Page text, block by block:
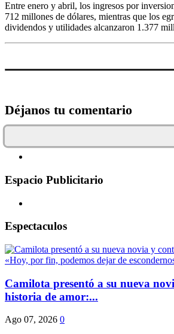
Entre enero y abril, los ingresos por
712 millones de dólares, mientras que los
dividendos y utilidades alcanzaron 1.377
Déjanos tu comentario
Espacio Publicitario
Espectaculos
Camilota presentó a su nueva
historia de amor:...
Ago 07, 2026 0